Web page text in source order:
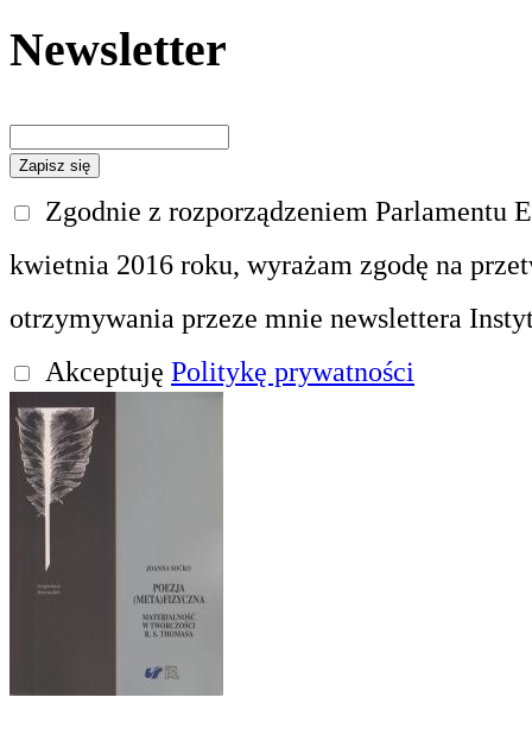
Newsletter
Zgodnie z rozporządzeniem Parlamentu
kwietnia 2016 roku, wyrażam zgodę na
otrzymywania przeze mnie newslettera
Akceptuję Politykę prywatności